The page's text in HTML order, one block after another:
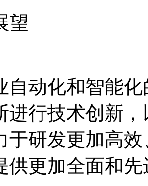
望
自动化和智能
进行技术创新
于研发更加高
供更加全面和